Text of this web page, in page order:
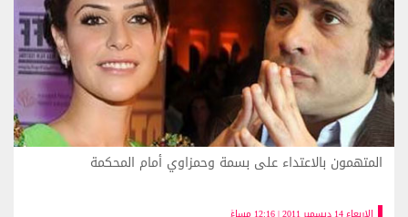
المتهمون بالاعتداء على بسمة وحمزاوي أمام المحكمة